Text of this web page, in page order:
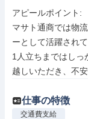
アピールポイント:
マサト通商では物
ーとして活躍され
1人立ちまではしっ
越しいただき、不
仕事の特徴
交通費支給